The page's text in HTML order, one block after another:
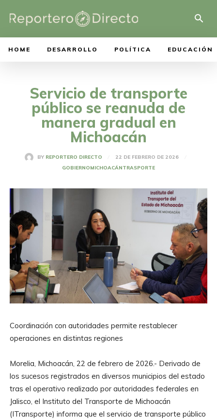
HOME DESARROLLO POLÍTICA EDUCACIÓN
Servicio de transporte
público se reanuda de
manera gradual en
Michoacán
BY REPORTERO DIRECTO
22 DE FEBRERO DE 2026
GOBIERNOMICHOACÁNTRASPORTE
Coordinación con autoridades permite restablecer
operaciones en distintas regiones
Morelia, Michoacán, 22 de febrero de 2026.- Derivado de
los sucesos registrados en diversos municipios del estado
tras el operativo realizado por autoridades federales en
Jalisco, el Instituto del Transporte de Michoacán
(ITransporte) informa que el servicio de transporte público